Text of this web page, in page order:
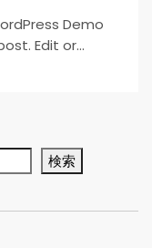
Demo
Edit or...
検索